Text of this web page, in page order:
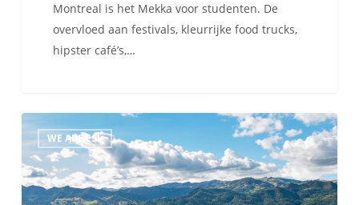
Montreal is het Mekka voor studenten. De
overvloed aan festivals, kleurrijke food trucks,
hipster café’s,…
Plan
je
reis
naar
WE ARE ESL